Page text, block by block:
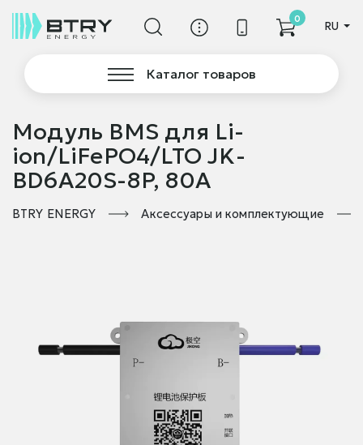
0
RU
Каталог товаров
Модуль BMS для Li-
ion/LiFePO4/LTO JK-
BD6A20S-8P, 80A
BTRY ENERGY Аксессуары и комплектующие